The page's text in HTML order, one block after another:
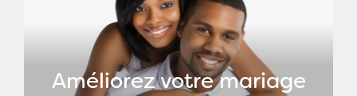
Améliorez votre mariage